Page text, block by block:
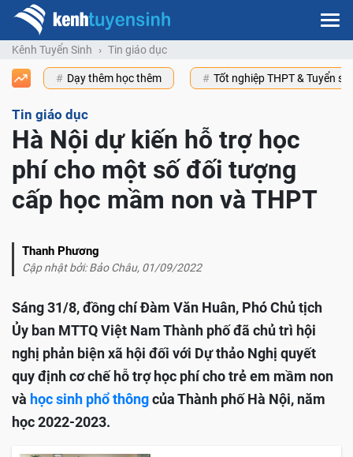
Kênh Tuyển Sinh Tin giáo dục
Dạy thêm học thêm Tốt nghiệp THPT & Tuyển
Tin giáo dục
Hà Nội dự kiến hỗ trợ học
phí cho một số đối tượng
cấp học mầm non và THPT
Thanh Phương
Cập nhật bởi: Bảo Châu, 01/09/2022
Sáng 31/8, đồng chí Đàm Văn Huân, Phó Chủ tịch
Ủy ban MTTQ Việt Nam Thành phố đã chủ trì hội
nghị phản biện xã hội đối với Dự thảo Nghị quyết
quy định cơ chế hỗ trợ học phí cho trẻ em mầm non
và học sinh phổ thôngcủa Thành phố Hà Nội, năm
học 2022-2023.